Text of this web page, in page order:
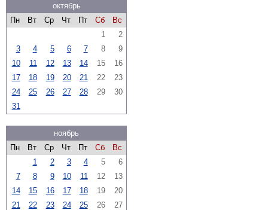
октябрь
Пн
Вт Ср Чт Пт Сб
Вс
1
2
3
4 5 6 7 8
9
10
11 12 13 14 15
16
17
18 19 20 21 22
23
24
25 26 27 28 29
30
31
ноябрь
Пн
Вт Ср Чт Пт Сб
Вс
1
2 3 4 5
6
7
8 9 10 11 12
13
14
15 16 17 18 19
20
21
22 23 24 25 26
27